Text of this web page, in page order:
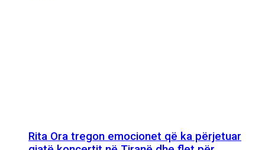
Rita Ora tregon emocionet që ka përjetuar